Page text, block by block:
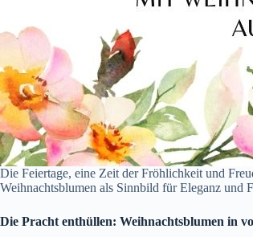
Die Feiertage, eine Zeit der Fröhlichkeit und
Weihnachtsblumen als Sinnbild für Eleganz und
Die Pracht enthüllen: Weihnachtsblumen in